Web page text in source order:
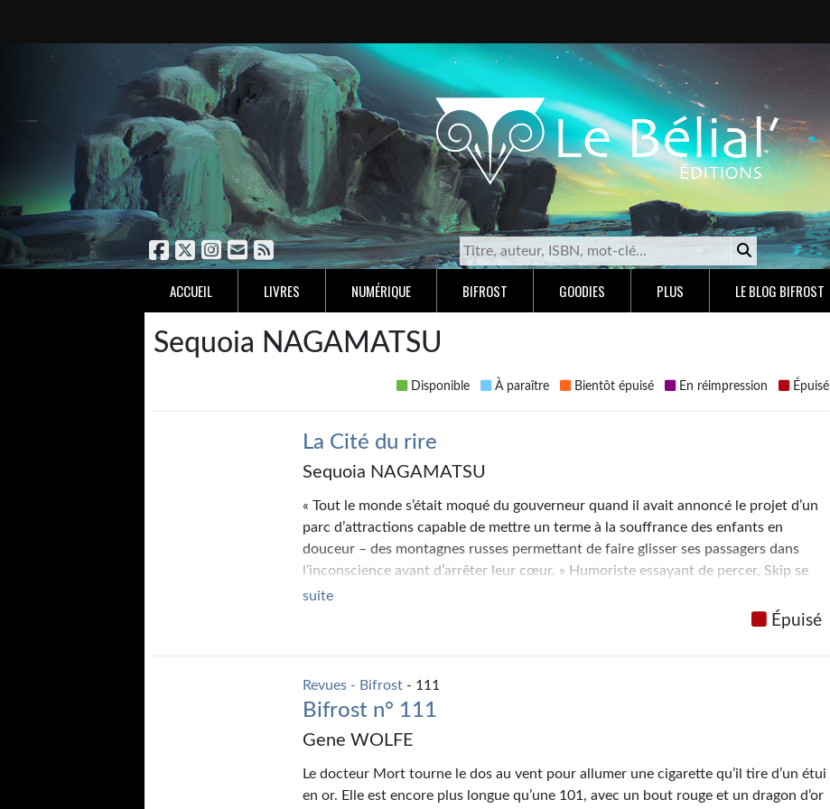
ACCUEIL LIVRES NUMÉRIQUE BIFROST GOODIES PLUS LE BLOG BIFROST
Sequoia NAGAMATSU
Disponible À paraître Bientôt épuisé En réimpression Épuisé
La Cité du rire
Sequoia NAGAMATSU
« Tout le monde s’était moqué du gouverneur quand il avait annoncé le projet d’un
parc d’attractions capable de mettre un terme à la souffrance des enfants en
douceur – des montagnes russes permettant de faire glisser ses passagers dans
l’inconscience avant d’arrêter leur cœur. » Humoriste essayant de percer, Skip se
retrouve embauché dans un tel parc d’attraction alors qu’une épidémie ravage le
monde, touchant en premier lieu les enfants. Un job comme un autre ? Jusqu’au
Une nouvelle puissante et sensible, récompensée par le Prix des lecteurs de Bifrost
2023.
suite
Épuisé
Revues - Bifrost - 111
Bifrost n° 111
Gene WOLFE
Le docteur Mort tourne le dos au vent pour allumer une cigarette qu’il tire d’un étui
en or. Elle est encore plus longue qu’une 101, avec un bout rouge et un dragon d’or